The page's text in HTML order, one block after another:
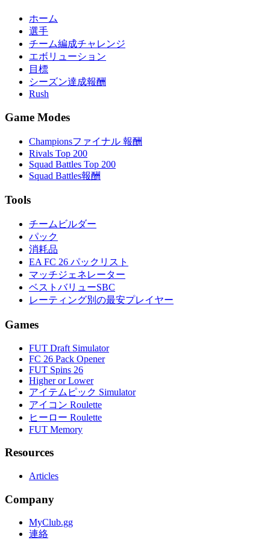
ホーム
選手
チーム編成チャレンジ
エボリューション
目標
シーズン達成報酬
Rush
Game Modes
Championsファイナル 報酬
Rivals Top 200
Squad Battles Top 200
Squad Battles報酬
Tools
チームビルダー
パック
消耗品
EA FC 26 パックリスト
マッチジェネレーター
ベストバリューSBC
レーティング別の最安プレイヤー
Games
FUT Draft Simulator
FC 26 Pack Opener
FUT Spins 26
Higher or Lower
アイテムピック Simulator
アイコン Roulette
ヒーロー Roulette
FUT Memory
Resources
Articles
Company
MyClub.gg
連絡